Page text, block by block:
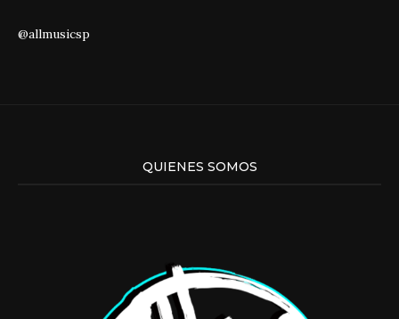
@allmusicsp
QUIENES SOMOS